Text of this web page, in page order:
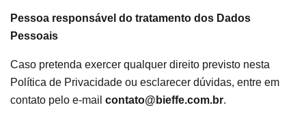
Pessoa responsável do tratamento dos Dados
Pessoais
Caso pretenda exercer qualquer direito previsto nesta
Política de Privacidade ou esclarecer dúvidas, entre em
contato pelo e-mail contato@bieffe.com.br.